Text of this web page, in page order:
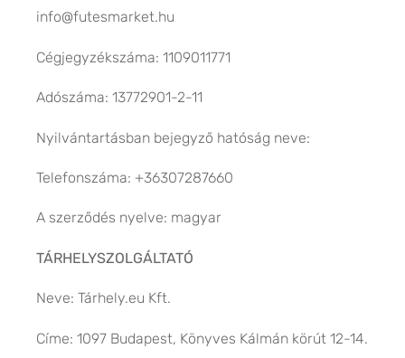
info@futesmarket.hu
Cégjegyzékszáma: 1109011771
Adószáma: 13772901-2-11
Nyilvántartásban bejegyző hatóság neve:
Telefonszáma: +36307287660
A szerződés nyelve: magyar
TÁRHELYSZOLGÁLTATÓ
Neve: Tárhely.eu Kft.
Címe: 1097 Budapest, Könyves Kálmán körút 12-14.